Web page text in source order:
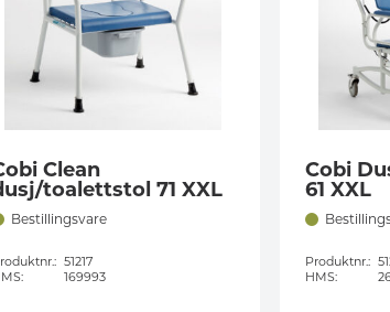
Clean
toalettstol 71 XXL
Bestillingsvare
51217
169993
Cobi
61 XXL
Produktnr.:
HMS: